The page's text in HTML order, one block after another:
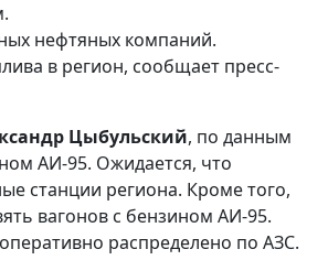
нефтяных компаний.
в регион, сообщает пресс-
Цыбульский, по данным
АИ-95. Ожидается, что
станции региона. Кроме того,
вагонов с бензином АИ-95.
распределено по АЗС.